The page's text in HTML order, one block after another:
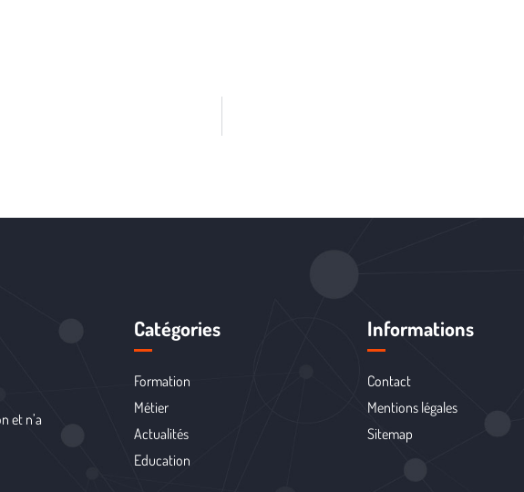
et n’a
Catégories
Formation
Métier
Actualités
Education
Informations
Contact
Mentions légales
Sitemap